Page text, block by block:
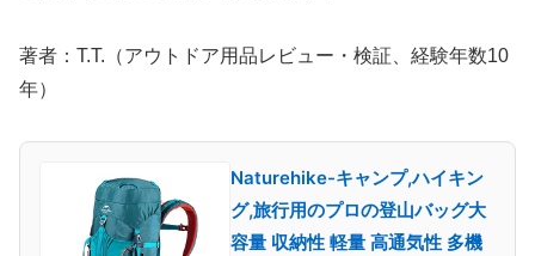
著者：T.T.（アウトドア用品レビュー・検証、経験年数10
年）
Naturehike-キャンプ,ハイキン
グ,旅行用のプロの登山バッグ大
容量 収納性 軽量 高通気性 多機